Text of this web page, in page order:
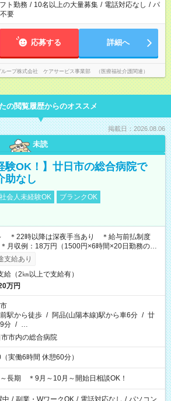
ト勤務 / 10名以上の大量募集 / 電話対応なし / パ
要
応募する 詳細へ
ループ株式会社 ケアサービス事業部 （医療福祉介護関連）
の閲覧履歴からのオススメ
掲載日：2026.08.06
未読
験OK！】廿日市の総合病院で
助なし
社会人未経験OK
ブランクOK
＊22時以降は深夜手当あり ＊給与前払制度
＊月収例：18万円（1500円×6時間×20日勤務の場
支給あり
給（2㎞以上で支給有）
万円
駅から徒歩 / 阿品(山陽本線)駅から車6分 / 廿
分 / …
市内の総合病院
実働6時間 休憩60分）
長期 ＊9月～10月～開始日相談OK！
中 / 副業・WワークOK / 電話対応なし / パソコン